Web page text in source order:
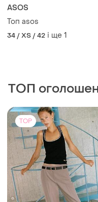
ТОП оголошень